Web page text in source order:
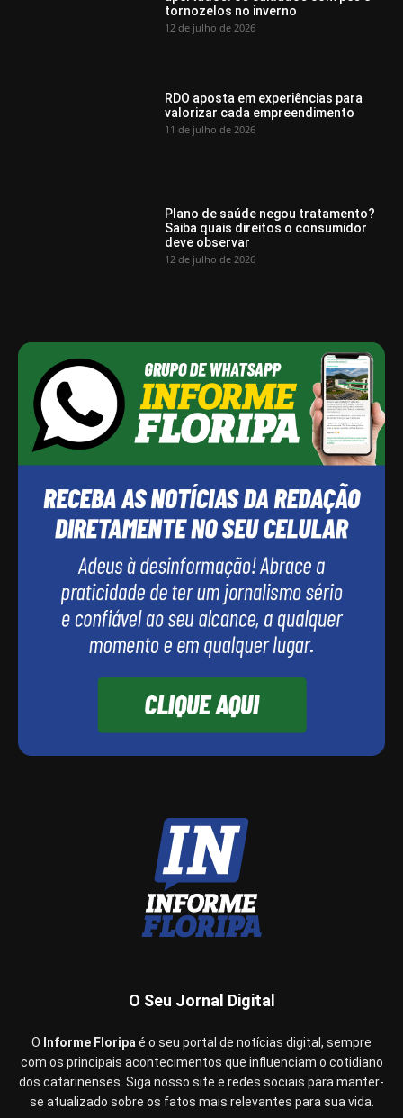
tornozelos no inverno
12 de julho de 2026
RDO aposta em experiências para
valorizar cada empreendimento
11 de julho de 2026
Plano de saúde negou tratamento?
Saiba quais direitos o consumidor
deve observar
12 de julho de 2026
O Seu Jornal Digital
O Informe Floripaé o seu portal de notícias digital, sempre
com os principais acontecimentos que influenciam o cotidiano
dos catarinenses. Siga nosso site e redes sociais para manter-
se atualizado sobre os fatos mais relevantes para sua vida.